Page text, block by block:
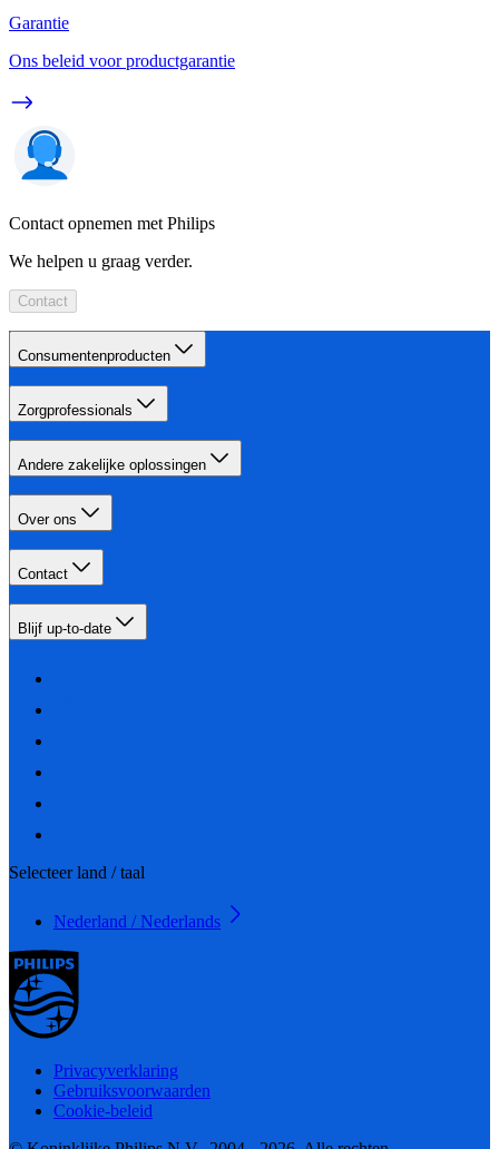
Garantie
Ons beleid voor productgarantie
Contact opnemen met Philips
We helpen u graag verder.
Contact
Consumentenproducten
Zorgprofessionals
Andere zakelijke oplossingen
Over ons
Contact
Blijf up-to-date
Selecteer land / taal
Nederland / Nederlands
Privacyverklaring
Gebruiksvoorwaarden
Cookie-beleid